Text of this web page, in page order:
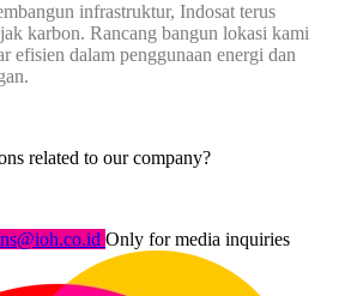
infrastruktur, Indosat terus
karbon. Rancang bangun lokasi kami
efisien dalam penggunaan energi dan
related to our company?
Only for media inquiries